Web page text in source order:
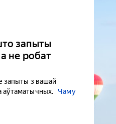
запыты
не робат
запыты з вашай
аўтаматычных.
Чаму